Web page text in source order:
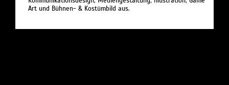
Art und Bühnen- & Kostümbild aus.